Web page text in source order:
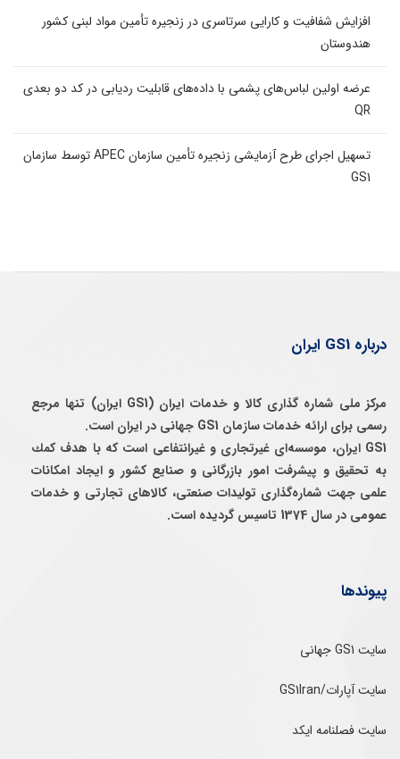
افزایش شفافیت و کارایی سرتاسری در زنجیره تأمین مواد لبنی کشور
هندوستان
عرضه اولین لباس‌های پشمی با داده‌های قابلیت ردیابی در کد دو بعدی
QR
تسهیل اجرای طرح آزمایشی زنجیره تأمین سازمان APEC توسط سازمان
GS1
درباره GS1 ایران
مرکز ملی شماره گذاری کالا و خدمات ایران (GS1 ایران) تنها مرجع
رسمی برای ارائه خدمات سازمان GS1 جهانی در ایران است.
GS1 ایران، موسسه‌ای غيرتجاری و غيرانتفاعی است كه با هدف كمك
به تحقيق و پيشرفت امور بازرگانی و صنايع كشور و ايجاد امكانات
علمی جهت شماره‌گذاری توليدات صنعتی، كالاهای تجارتی و خدمات
عمومی در سال 1374 تاسيس گرديده است.
پیوندها
سایت GS1 جهانی
سایت آپارات/GS1Iran
سایت فصلنامه ایکد